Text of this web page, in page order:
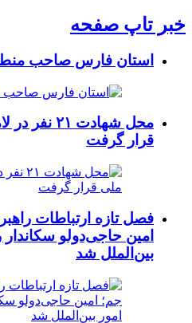
خبر تاپ صفحه
استان فارس صاحب
محل شهادت
قرار گرفت
فصل تازه ارتباطات
امین حاجی‌دولو
بین‌الملل شد